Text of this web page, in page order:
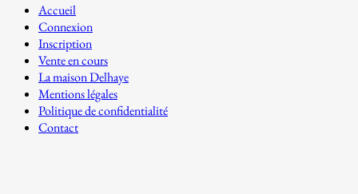
Accueil
Connexion
Inscription
Vente en cours
La maison Delhaye
Mentions légales
Politique de confidentialité
Contact